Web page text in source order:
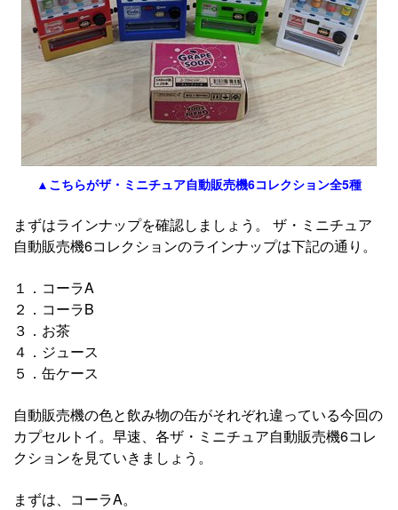
▲こちらがザ・ミニチュア自動販売機6コレクション全5種
まずはラインナップを確認しましょう。 ザ・ミニチュア
自動販売機6コレクションのラインナップは下記の通り。
１．コーラA
２．コーラB
３．お茶
４．ジュース
５．缶ケース
自動販売機の色と飲み物の缶がそれぞれ違っている今回の
カプセルトイ。早速、各ザ・ミニチュア自動販売機6コレ
クションを見ていきましょう。
まずは、コーラA。